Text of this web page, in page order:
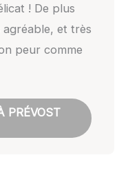
! De plus
et très
peur comme
PRÉVOST